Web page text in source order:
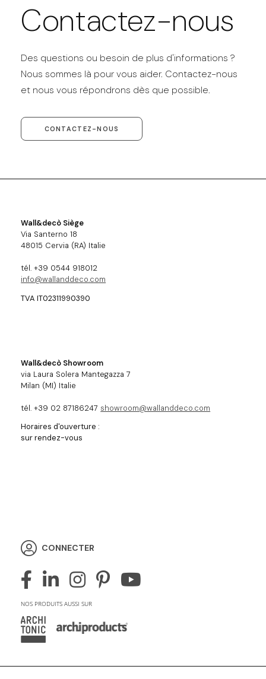
Contactez-nous
Des questions ou besoin de plus d'informations ?
Nous sommes là pour vous aider. Contactez-nous
et nous vous répondrons dès que possible.
CONTACTEZ-NOUS
Wall&decò Siège
Via Santerno 18
48015 Cervia (RA) Italie
tél. +39 0544 918012
info@wallanddeco.com
TVA IT02311990390
Wall&decò Showroom
via Laura Solera Mantegazza 7
Milan (MI) Italie
tél. +39 02 87186247 showroom@wallanddeco.com
Horaires d'ouverture :
sur rendez-vous
CONNECTER
NOS PRODUITS AUSSI SUR